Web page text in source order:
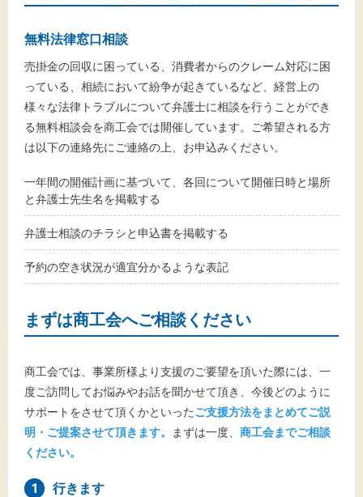
無料法律窓口相談
売掛金の回収に困っている、消費者からのクレーム対応に困
っている、相続において紛争が起きているなど、経営上の
様々な法律トラブルについて弁護士に相談を行うことができ
る無料相談会を商工会では開催しています。ご希望される方
は以下の連絡先にご連絡の上、お申込みください。
一年間の開催計画に基づいて、各回について開催日時と場所
と弁護士先生名を掲載する
弁護士相談のチラシと申込書を掲載する
予約の空き状況が適宜分かるような表記
まずは商工会へご相談ください
商工会では、事業所様より支援のご要望を頂いた際には、一
度ご訪問してお悩みやお話を聞かせて頂き、今後どのように
サポートをさせて頂くかといったご支援方法をまとめてご説
明・ご提案させて頂きます。
まずは一度、 商工会までご相談
ください。
1 行きます